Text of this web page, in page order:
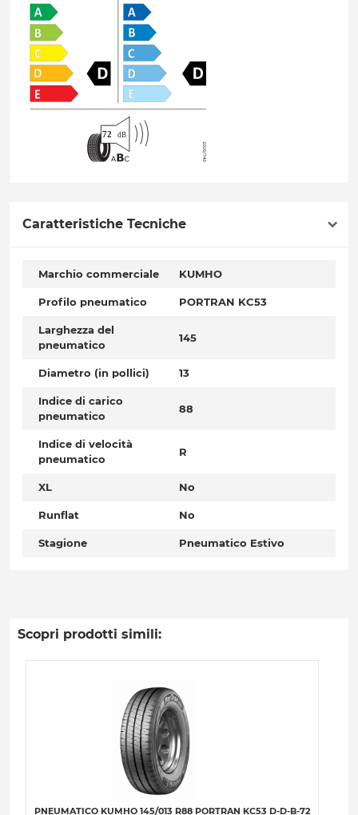
Caratteristiche Tecniche
Marchio commerciale KUMHO
Profilo pneumatico PORTRAN KC53
Larghezza del
pneumatico
145
Diametro (in pollici) 13
Indice di carico
pneumatico
88
Indice di velocità
pneumatico
R
XL No
Runflat No
Stagione Pneumatico Estivo
Scopri prodotti simili:
PNEUMATICO KUMHO 145/013 R88 PORTRAN KC53 D-D-B-72